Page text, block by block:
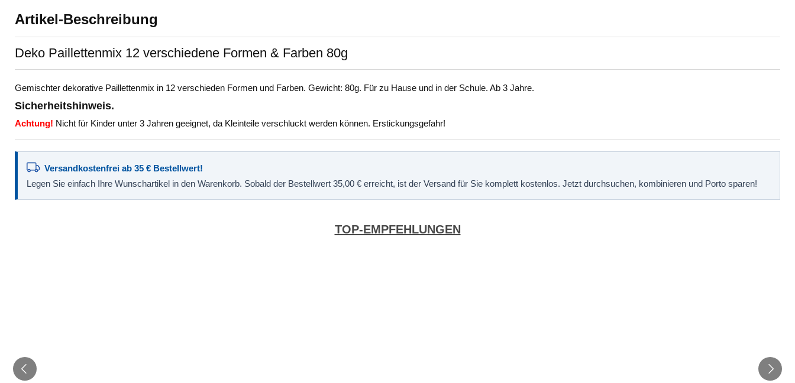
Artikel-Beschreibung
Deko Paillettenmix 12 verschiedene Formen & Farben 80g
Gemischter dekorative Paillettenmix in 12 verschieden Formen und Farben. Gewicht: 80g. Für zu Hause und in der Schule. Ab 3 Jahre.
Sicherheitshinweis.
Achtung! Nicht für Kinder unter 3 Jahren geeignet, da Kleinteile verschluckt werden können. Erstickungsgefahr!
Versandkostenfrei ab 35 € Bestellwert!
Legen Sie einfach Ihre Wunschartikel in den Warenkorb. Sobald der Bestellwert 35,00 € erreicht, ist der Versand für Sie komplett kostenlos. Jetzt durchsuchen, kombinieren und Porto sparen!
TOP-EMPFEHLUNGEN